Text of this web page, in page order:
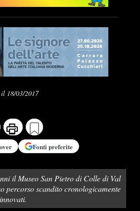
18/03/2017
Fonti preferite
il Museo San Pietro di Colle di Val
percorso scandito cronologicamente